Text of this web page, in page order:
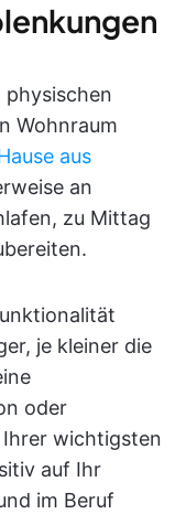
physischen
Wohnraum
aus
an
zu Mittag
je kleiner die
oder
Ihrer wichtigsten
auf Ihr
im Beruf